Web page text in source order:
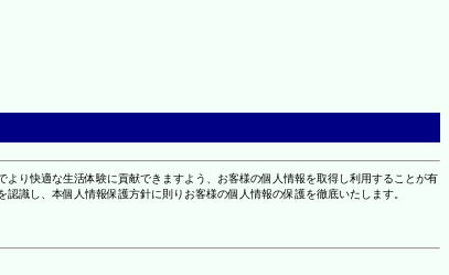
り快適な生活体験に貢献できますよう、お客様の個人情報を取得し利用することが有
識し、本個人情報保護方針に則りお客様の個人情報の保護を徹底いたします。